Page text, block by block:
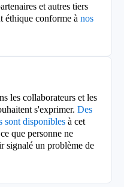
et autres tiers
éthique conforme à nos
les collaborateurs et les
s'exprimer. Des
sont disponibles à cet
que personne ne
signalé un problème de